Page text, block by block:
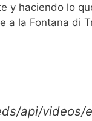
y haciendo lo
a la Fontana di
api/videos/